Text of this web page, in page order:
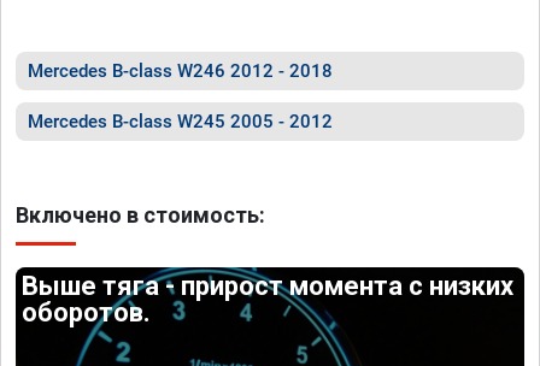
Mercedes B-class W246 2012 - 2018
Mercedes B-class W245 2005 - 2012
Включено в стоимость:
Выше тяга - прирост момента с низких
оборотов.